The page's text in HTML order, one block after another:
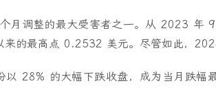
月调整的最大受害者之一。从 2023 年
的最高点 0.2532 美元。尽管如此，
28% 的大幅下跌收盘，成为当月跌幅